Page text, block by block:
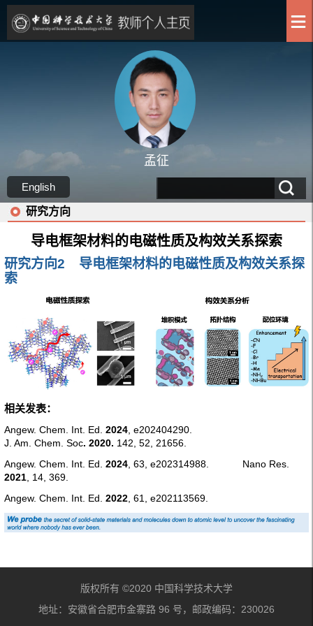
孟征
English
研究方向
导电框架材料的电磁性质及构效关系探索
研究方向2 导电框架材料的电磁性质及构效关系探
索
相关发表：
Angew. Chem. Int. Ed. 2024 , e202404290.
J. Am. Chem. Soc. 2020. 142 , 52, 21656.
Angew. Chem. Int. Ed 2024 , 63, e202314988. Nano Res.
2021 , 14, 369.
Angew. Chem. Int. Ed. 2022 61 , e202113569.
版权所有 ©2020 中国科学技术大学
地址：安徽省合肥市金寨路 96 号，邮政编码：230026